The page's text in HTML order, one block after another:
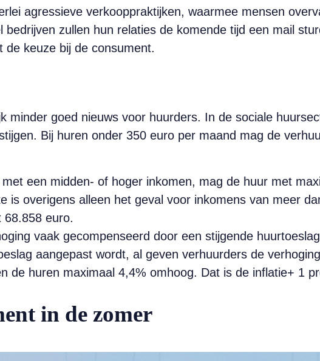
agressieve verkooppraktijken, waarmee mensen
zullen hun relaties de komende tijd een mail
de keuze bij de consument.
minder goed nieuws voor huurders. In de sociale
Bij huren onder 350 euro per maand mag de
een midden- of hoger inkomen, mag de huur met
is overigens alleen het geval voor inkomens van meer
68.858 euro.
vaak gecompenseerd door een stijgende
aangepast wordt, al geven verhuurders de
de huren maximaal 4,4% omhoog. Dat is de inflatie+ 1
in de zomer